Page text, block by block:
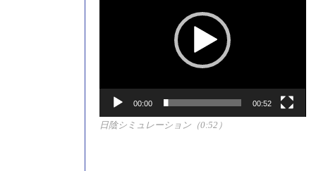
00:00 00:52
日陰シミュレーション（0:52）